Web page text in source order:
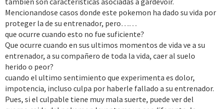
Mencionandose casos donde este pokemon ha dado su vida por
proteger la de su entrenador, pero……
que ocurre cuando esto no fue suficiente?
Que ocurre cuando en sus ultimos momentos de vida ve a su
entrenador, a su compañero de toda la vida, caer al suelo
herido o peor?
cuando el ultimo sentimiento que experimenta es dolor,
impotencia, incluso culpa por haberle fallado a su entrenador.
Pues, si el culpable tiene muy mala suerte, puede ver del